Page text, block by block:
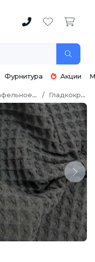
Фурнитура Акции
полотно Гладкокрашеное
Next